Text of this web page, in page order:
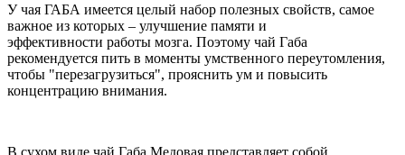
У чая ГАБА имеется целый набор полезных свойств, самое
важное из которых – улучшение памяти и
эффективности работы мозга. Поэтому чай Габа
рекомендуется пить в моменты умственного переутомления,
чтобы "перезагрузиться", прояснить ум и повысить
концентрацию внимания.
В сухом виде чай Габа Медовая представляет собой